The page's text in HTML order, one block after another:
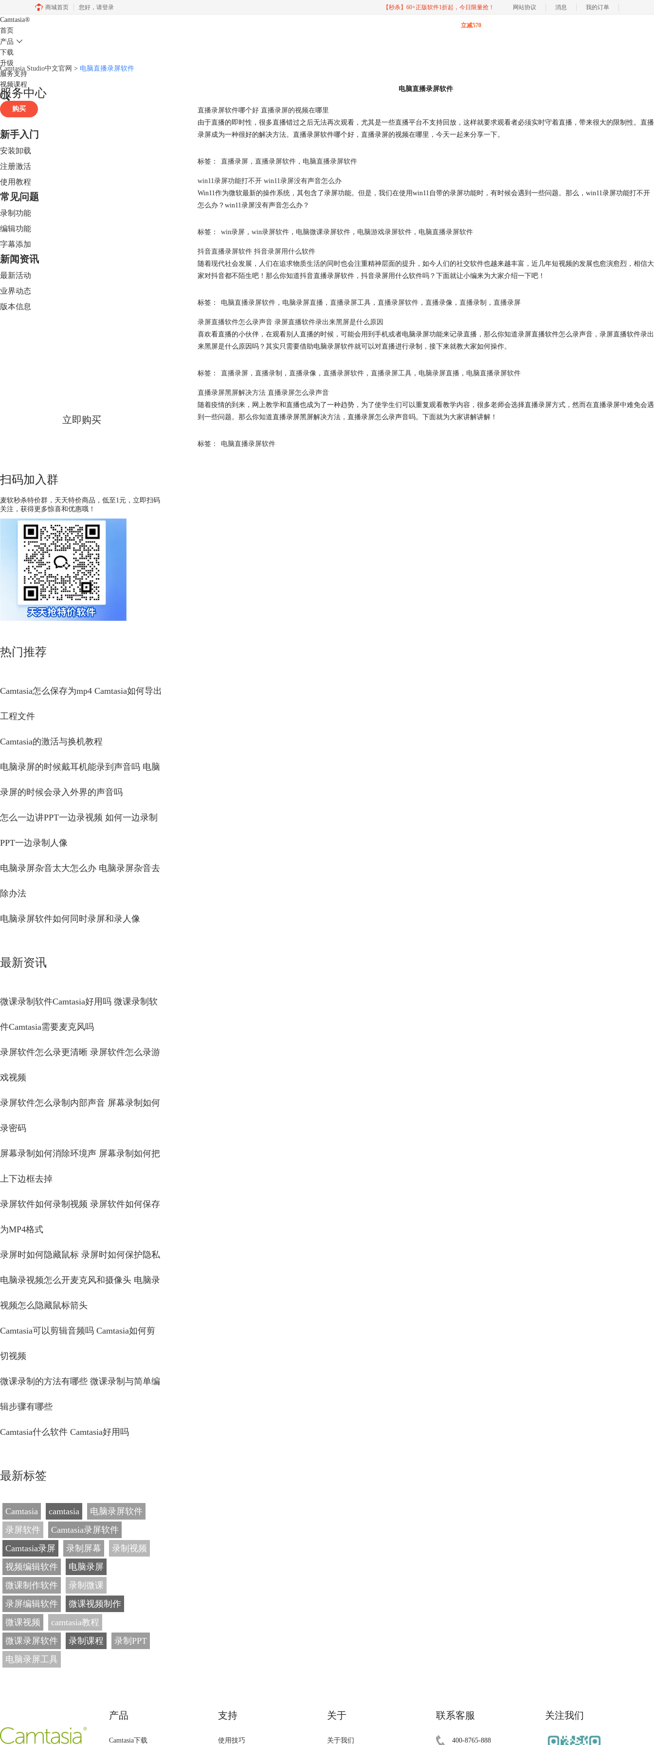
商城首页 您好， 请登录 【秒杀】60+正版软件1折起，今日限量抢！ 网站协议 消息 我的订单
Camtasia®
首页
产品
下载
升级
立减570
服务支持
视频课程
购买
Camtasia Studio中文官网 > 电脑直播录屏软件
服务中心
新手入门
安装卸载
注册激活
使用教程
常见问题
录制功能
编辑功能
字幕添加
新闻资讯
最新活动
业界动态
版本信息
立即购买
扫码加入群
麦软秒杀特价群，天天特价商品，低至1元，立即扫码
关注，获得更多惊喜和优惠哦！
热门推荐
Camtasia怎么保存为mp4 Camtasia如何导出
工程文件
Camtasia的激活与换机教程
电脑录屏的时候戴耳机能录到声音吗 电脑
录屏的时候会录入外界的声音吗
怎么一边讲PPT一边录视频 如何一边录制
PPT一边录制人像
电脑录屏杂音太大怎么办 电脑录屏杂音去
除办法
电脑录屏软件如何同时录屏和录人像
最新资讯
微课录制软件Camtasia好用吗 微课录制软
件Camtasia需要麦克风吗
录屏软件怎么录更清晰 录屏软件怎么录游
戏视频
录屏软件怎么录制内部声音 屏幕录制如何
录密码
屏幕录制如何消除环境声 屏幕录制如何把
上下边框去掉
录屏软件如何录制视频 录屏软件如何保存
为MP4格式
录屏时如何隐藏鼠标 录屏时如何保护隐私
电脑录视频怎么开麦克风和摄像头 电脑录
视频怎么隐藏鼠标箭头
Camtasia可以剪辑音频吗 Camtasia如何剪
切视频
微课录制的方法有哪些 微课录制与简单编
辑步骤有哪些
Camtasia什么软件 Camtasia好用吗
最新标签
Camtasia camtasia
电脑录屏软件
录屏软件
Camtasia录屏软件
Camtasia录屏
录制屏幕
录制视频
视频编辑软件
电脑录屏
微课制作软件
录制微课
录屏编辑软件
微课视频制作
微课视频
camtasia教程
微课录屏软件
录制课程
录制PPT
电脑录屏工具
电脑直播录屏软件
直播录屏软件哪个好 直播录屏的视频在哪里
由于直播的即时性，很多直播错过之后无法再次观看，尤其是一些直播平台不支持回放，这样就要求观看者必须实时守着直播，带来很大的限制性。直播
录屏成为一种很好的解决方法。直播录屏软件哪个好，直播录屏的视频在哪里，今天一起来分享一下。
标签： 直播录屏 ， 直播录屏软件 ， 电脑直播录屏软件
win11录屏功能打不开 win11录屏没有声音怎么办
Win11作为微软最新的操作系统，其包含了录屏功能。但是，我们在使用win11自带的录屏功能时，有时候会遇到一些问题。那么，win11录屏功能打不开
怎么办？win11录屏没有声音怎么办？
标签： win录屏 ， win录屏软件 ， 电脑微课录屏软件 ， 电脑游戏录屏软件 ， 电脑直播录屏软件
抖音直播录屏软件 抖音录屏用什么软件
随着现代社会发展，人们在追求物质生活的同时也会注重精神层面的提升，如今人们的社交软件也越来越丰富，近几年短视频的发展也愈演愈烈，相信大
家对抖音都不陌生吧！那么你知道抖音直播录屏软件，抖音录屏用什么软件吗？下面就让小编来为大家介绍一下吧！
标签： 电脑直播录屏软件 ， 电脑录屏直播 ， 直播录屏工具 ， 直播录屏软件 ， 直播录像 ， 直播录制 ， 直播录屏
录屏直播软件怎么录声音 录屏直播软件录出来黑屏是什么原因
喜欢看直播的小伙伴，在观看别人直播的时候，可能会用到手机或者电脑录屏功能来记录直播，那么你知道录屏直播软件怎么录声音，录屏直播软件录出
来黑屏是什么原因吗？其实只需要借助电脑录屏软件就可以对直播进行录制，接下来就教大家如何操作。
标签： 直播录屏 ， 直播录制 ， 直播录像 ， 直播录屏软件 ， 直播录屏工具 ， 电脑录屏直播 ， 电脑直播录屏软件
直播录屏黑屏解决方法 直播录屏怎么录声音
随着疫情的到来，网上教学和直播也成为了一种趋势，为了使学生们可以重复观看教学内容，很多老师会选择直播录屏方式，然而在直播录屏中难免会遇
到一些问题。那么你知道直播录屏黑屏解决方法，直播录屏怎么录声音吗。下面就为大家讲解讲解！
标签： 电脑直播录屏软件
产品
Camtasia下载
支持
使用技巧
关于
关于我们
联系客服
400-8765-888
关注我们